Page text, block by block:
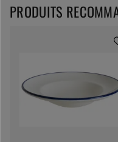
PRODUITS